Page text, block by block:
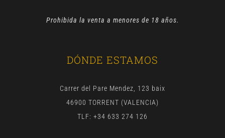
Prohibida la venta a menores de 18 años.
DÓNDE ESTAMOS
Carrer del Pare Mendez, 123 baix
46900 TORRENT (VALENCIA)
TLF: +34 633 274 126